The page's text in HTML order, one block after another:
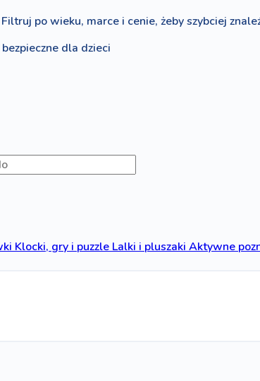
po wieku, marce i cenie, żeby szybciej
bezpieczne dla dzieci
Klocki, gry i puzzleLalki i pluszakiAktywne